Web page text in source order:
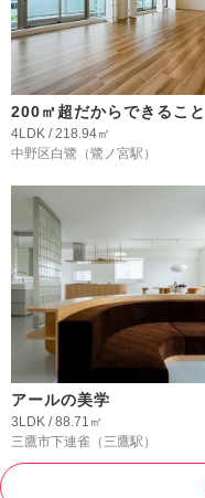
200㎡超だからできること
4LDK / 218.94㎡
中野区白鷺 （鷺ノ宮駅）
アールの美学
3LDK / 88.71㎡
三鷹市下連雀 （三鷹駅）